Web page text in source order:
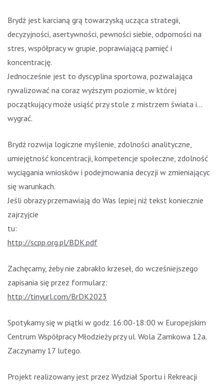
Brydż jest karcianą grą towarzyską ucząca strategii,
decyzyjności, asertywności, pewności siebie, odporności na
stres, współpracy w grupie, poprawiającą pamięć i
koncentrację.
Jednocześnie jest to dyscyplina sportowa, pozwalająca
rywalizować na coraz wyższym poziomie, w której
początkujący może usiąść przy stole z mistrzem świata i…
wygrać.
Brydż rozwija logiczne myślenie, zdolności analityczne,
umiejętność koncentracji, kompetencje społeczne, zdolność
wyciągania wniosków i podejmowania decyzji w zmieniających
się warunkach.
Jeśli obrazy przemawiają do Was lepiej niż tekst koniecznie
zajrzyjcie
tu:
http://scpp.org.pl/BDK.pdf
Zachęcamy, żeby nie zabrakło krzeseł, do wcześniejszego
zapisania się przez formularz:
http://tinyurl.com/BrDK2023
Spotykamy się w piątki w godz. 16:00-18:00 w Europejskim
Centrum Współpracy Młodzieży przy ul. Wola Zamkowa 12a.
Zaczynamy 17 lutego.
Projekt realizowany jest przez Wydział Sportu i Rekreacji